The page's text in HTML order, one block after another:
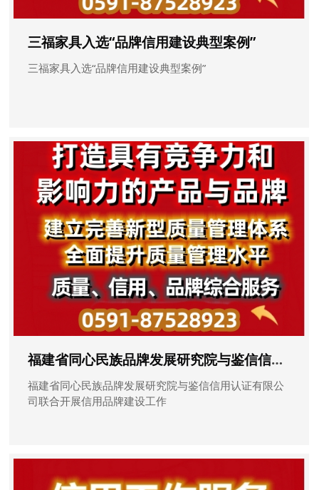
三福家具入选“品牌信用建设典型案例”
三福家具入选“品牌信用建设典型案例”
福建省同心民族品牌发展研究院与鉴信信用认证有限公司联合开展信用品牌建设工作
福建省同心民族品牌发展研究院与鉴信信用认证有限公
司联合开展信用品牌建设工作